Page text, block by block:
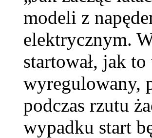
modeli z
elektrycznym.
startował, jak
wyregulowany,
podczas rzutu
wypadku start